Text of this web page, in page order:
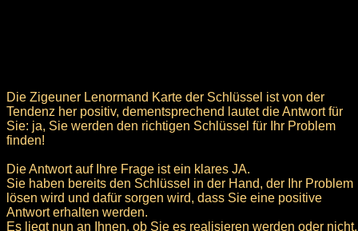
Die Zigeuner Lenormand Karte der Schlüssel ist von der
Tendenz her positiv, dementsprechend lautet die Antwort für
Sie: ja, Sie werden den richtigen Schlüssel für Ihr Problem
finden!
Die Antwort auf Ihre Frage ist ein klares JA.
Sie haben bereits den Schlüssel in der Hand, der Ihr Problem
lösen wird und dafür sorgen wird, dass Sie eine positive
Antwort erhalten werden.
Es liegt nun an Ihnen, ob Sie es realisieren werden oder nicht.